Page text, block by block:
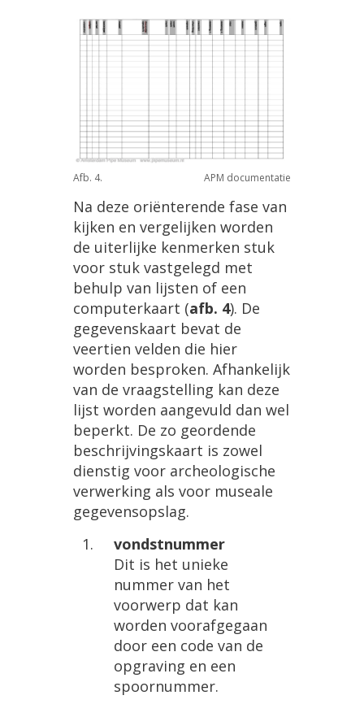
Afb. 4. APM documentatie
Na deze oriënterende fase van
kijken en vergelijken worden
de uiterlijke kenmerken stuk
voor stuk vastgelegd met
behulp van lijsten of een
computerkaart (afb. 4). De
gegevenskaart bevat de
veertien velden die hier
worden besproken. Afhankelijk
van de vraagstelling kan deze
lijst worden aangevuld dan wel
beperkt. De zo geordende
beschrijvingskaart is zowel
dienstig voor archeologische
verwerking als voor museale
gegevensopslag.
vondstnummer
Dit is het unieke
nummer van het
voorwerp dat kan
worden voorafgegaan
door een code van de
opgraving en een
spoornummer.